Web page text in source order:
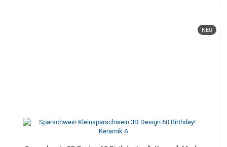
NEU